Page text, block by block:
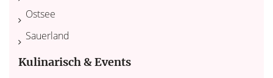
Ostsee
Sauerland
Kulinarisch & Events